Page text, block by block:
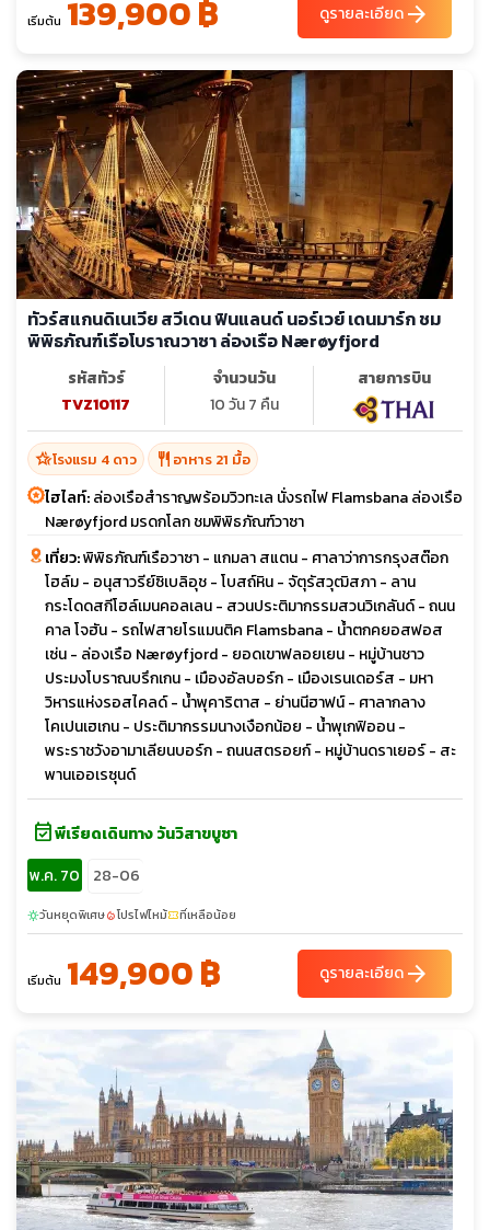
เริ่มต้น 139,900 ฿ ดูรายละเอียดarrow_forward
ทัวร์สแกนดิเนเวีย สวีเดน ฟินแลนด์ นอร์เวย์ เดนมาร์ก ชม
พิพิธภัณฑ์เรือโบราณวาซา ล่องเรือ Nærøyfjord
รหัสทัวร์
TVZ10117
จำนวนวัน
10 วัน 7 คืน
สายการบิน
hotel_classโรงแรม 4 ดาว restaurant อาหาร 21 มื้อ
ไฮไลท์:ล่องเรือสำราญพร้อมวิวทะเล นั่งรถไฟ Flamsbana ล่องเรือ
Nærøyfjord มรดกโลก ชมพิพิธภัณฑ์วาซา
เที่ยว:พิพิธภัณฑ์เรือวาซา - แกมลา สแตน - ศาลาว่าการกรุงสต๊อก
โฮล์ม - อนุสาวรีย์ซิเบลิอุช - โบสถ์หิน - จัตุรัสวุฒิสภา - ลาน
กระโดดสกีโฮล์เมนคอลเลน - สวนประติมากรรมสวนวิเกลันด์ - ถนน
คาล โจฮัน - รถไฟสายโรแมนติค Flamsbana - น้ำตกคยอสฟอส
เซ่น - ล่องเรือ Nærøyfjord - ยอดเขาฟลอยเยน - หมู่บ้านชาว
ประมงโบราณบรึกเกน - เมืองอัลบอร์ก - เมืองเรนเดอร์ส - มหา
วิหารแห่งรอสไคลด์ - น้ำพุคาริตาส - ย่านนีฮาฟน์ - ศาลากลาง
โคเปนเฮเกน - ประติมากรรมนางเงือกน้อย - น้ำพุเกฟิออน -
พระราชวังอามาเลียนบอร์ก - ถนนสตรอยก์ - หมู่บ้านดราเยอร์ - สะ
พานเออเรซุนด์
event_availableพีเรียดเดินทาง วันวิสาขบูชา
พ.ค. 70
28-06
sunnyวันหยุดพิเศษlocal_fire_departmentโปรไฟไหม้confirmation_numberที่เหลือน้อย
เริ่มต้น 149,900 ฿ ดูรายละเอียดarrow_forward